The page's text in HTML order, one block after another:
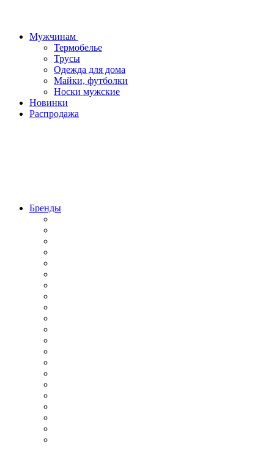
Мужчинам
Термобелье
Трусы
Одежда для дома
Майки, футболки
Носки мужские
Новинки
Распродажа
Бренды